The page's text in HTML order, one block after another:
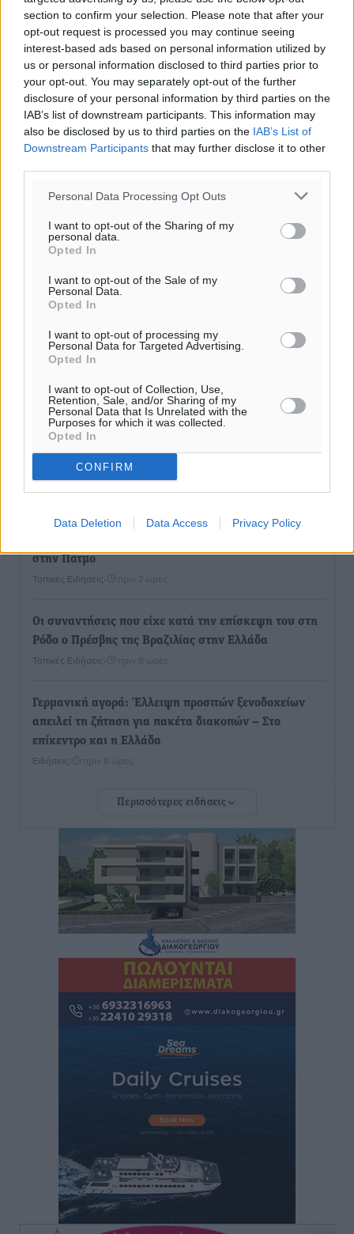
section to confirm your selection. Please note that after your
opt-out request is processed you may continue seeing
interest-based ads based on personal information utilized by
us or personal information disclosed to third parties prior to
your opt-out. You may separately opt-out of the further
disclosure of your personal information by third parties on the
IAB’s list of downstream participants. This information may
also be disclosed by us to third parties on the IAB’s List of
Downstream Participants that may further disclose it to other
Personal Data Processing Opt Outs
I want to opt-out of the Sharing of my
personal data.
Opted In
I want to opt-out of the Sale of my
Personal Data.
Opted In
I want to opt-out of processing my
Personal Data for Targeted Advertising.
Opted In
I want to opt-out of Collection, Use,
Retention, Sale, and/or Sharing of my
Personal Data that Is Unrelated with the
Purposes for which it was collected.
Opted In
CONFIRM
Data Deletion Data Access Privacy Policy
Ροή ειδήσεων
Η Meridiam ξεκλειδώνει τις έρευνες βυθού στη
θαλάσσια περιοχή Κάσου και Καρπάθου
Τοπικές Ειδήσεις
Παρουσίαση βιβλίου του Α. Χατζημιχαήλ – Τιμητική
Πολιτιστικά• πριν 7 ώρες
Εγκρίθηκε η ηλεκτρική διασύνδεση Ρόδου και Κω
μέσω υποβρύχιων καλωδίων με την ηπειρωτική
Ελλάδα
Τοπικές Ειδήσεις• πριν 7 ώρες
στην Πάτμο
Τοπικές Ειδήσεις πριν 7 ώρες
Οι συναντήσεις που είχε κατά την επίσκεψη του στη
Ρόδο ο Πρέσβης της Βραζιλίας στην Ελλάδα
Τοπικές Ειδήσεις πριν 8 ώρες
Γερμανική αγορά: Έλλειψη προσιτών ξενοδοχείων
απειλεί τη ζήτηση για πακέτα διακοπών – Στο
επίκεντρο και η Ελλάδα
Ειδήσεις πριν 8 ώρες
Νέο ξενοδοχείο στη Ρόδο για την H Hotels –
Τοπικές Ειδήσεις• πριν 9 ώρες
Αυτοκίνητο μπήκε παράνομα σε μονόδρομο στο
Μαστιχάρι – Αναποδογύρισε όχημα με μητέρα και
Τοπικές Ειδήσεις• πριν 9 ώρες
“Η Ευρώπη αντιμετώπιζε το προσφυγικό σαν ταινία
τρόμου” – Η συγκλονιστική μαρτυρία της Χαρούλας
Γιασιράνη στον RV για τα γεγονότα που οδήγησαν στο
πριν 9 ώρες
Συναυλία με τον Γιάννη Κότσιρα στις 21 Αυγούστου
Έκτακτη συνεδρίαση της Δημοτικής Επιτροπής Ρόδου
αύριο Παρασκευή 7 Αυγούστου
Τοπικές Ειδήσεις• πριν 9 ώρες
Περισσότερες ειδήσεις